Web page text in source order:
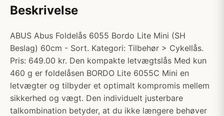
Beskrivelse
ABUS Abus Foldelås 6055 Bordo Lite Mini (SH
Beslag) 60cm - Sort. Kategori: Tilbehør > Cykellås.
Pris: 649.00 kr. Den kompakte letvægtslås Med kun
460 g er foldelåsen BORDO Lite 6055C Mini en
letvægter og tilbyder et optimalt kompromis mellem
sikkerhed og vægt. Den individuelt justerbare
talkombination betyder, at du ikke længere behøver